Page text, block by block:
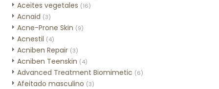
Aceites vegetales (16)
Acnaid (3)
Acne-Prone Skin (9)
Acnestil (4)
Acniben Repair (3)
Acniben Teenskin (4)
Advanced Treatment Biomimetic (6)
Afeitado masculino (3)